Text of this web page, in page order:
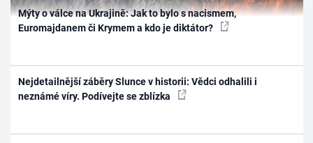
Mýty o válce na Ukrajině: Jak to bylo s nacismem,
Euromajdanem či Krymem a kdo je diktátor?
Nejdetailnější záběry Slunce v historii: Vědci odhalili i
neznámé víry. Podívejte se zblízka